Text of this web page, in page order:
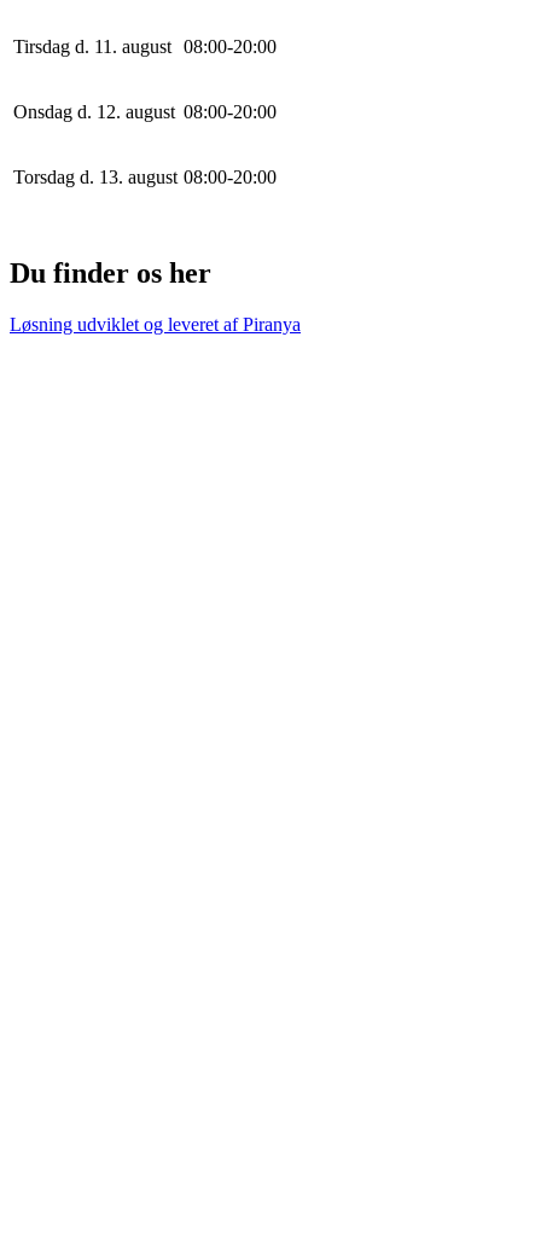
Tirsdag d. 11. august 08:00-20:00
Onsdag d. 12. august 08:00-20:00
Torsdag d. 13. august 08:00-20:00
Du finder os her
Løsning udviklet og leveret afPiranya